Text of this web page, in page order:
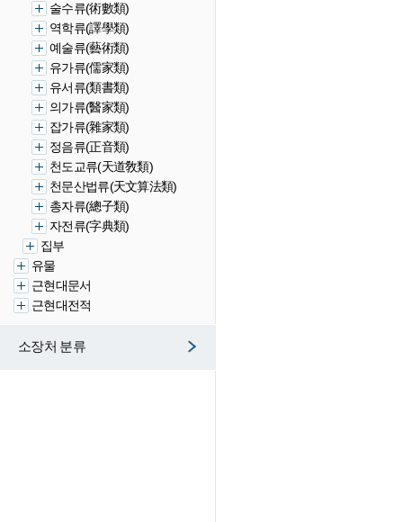
술수류(術數類)
역학류(譯學類)
예술류(藝術類)
유가류(儒家類)
유서류(類書類)
의가류(醫家類)
잡가류(雜家類)
정음류(正音類)
천도교류(天道敎類)
천문산법류(天文算法類)
총자류(總子類)
자전류(字典類)
집부
유물
근현대문서
근현대전적
소장처 분류